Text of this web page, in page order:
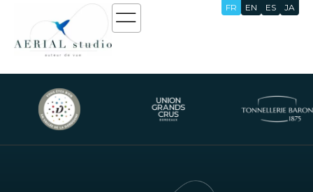
FR EN ES JA
Zones chaudes